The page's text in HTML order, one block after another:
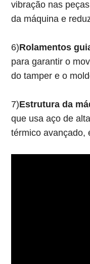
vibração nas
da máquina e
6)Rolamentos
para garantir o
do tamper e o
7)Estrutura da
que usa aço de
térmico avançado,